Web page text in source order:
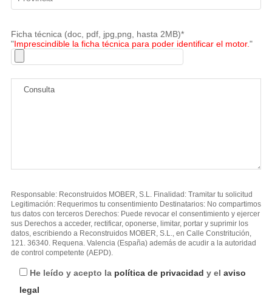
Ficha técnica (doc, pdf, jpg,png, hasta 2MB)*
"Imprescindible la ficha técnica para poder identificar el motor."
Responsable: Reconstruidos MOBER, S.L. Finalidad: Tramitar tu solicitud
Legitimación: Requerimos tu consentimiento Destinatarios: No compartimos
tus datos con terceros Derechos: Puede revocar el consentimiento y ejercer
sus Derechos a acceder, rectificar, oponerse, limitar, portar y suprimir los
datos, escribiendo a Reconstruidos MOBER, S.L., en Calle Constritución,
121. 36340. Requena. Valencia (España) además de acudir a la autoridad
de control competente (AEPD).
He leído y acepto la política de privacidad y el aviso
legal